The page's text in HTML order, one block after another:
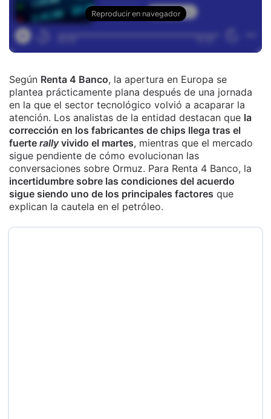
Según Renta 4 Banco, la apertura en Europa se
plantea prácticamente plana después de una jornada
en la que el sector tecnológico volvió a acaparar la
atención. Los analistas de la entidad destacan que la
corrección en los fabricantes de chips llega tras el
fuerte rallyvivido el martes, mientras que el mercado
sigue pendiente de cómo evolucionan las
conversaciones sobre Ormuz. Para Renta 4 Banco, la
incertidumbre sobre las condiciones del acuerdo
sigue siendo uno de los principales factores que
explican la cautela en el petróleo.